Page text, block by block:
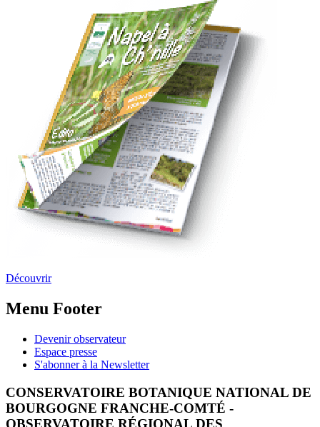
Découvrir
Menu Footer
Devenir observateur
Espace presse
S'abonner à la Newsletter
CONSERVATOIRE BOTANIQUE NATIONAL DE
BOURGOGNE FRANCHE-COMTÉ -
OBSERVATOIRE RÉGIONAL DES